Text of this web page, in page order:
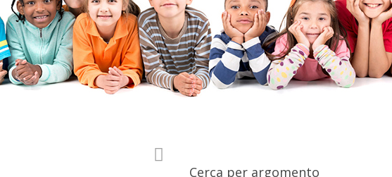
Cerca per argomento